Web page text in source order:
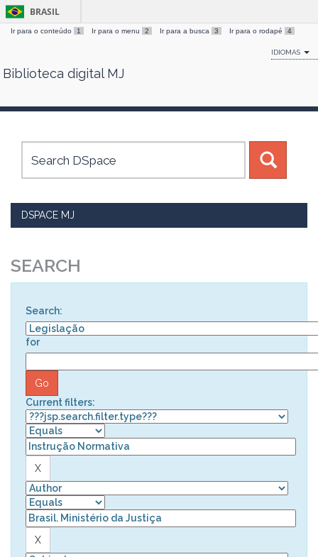
Skip
BRASIL
Ir para o conteúdo 1 Ir para o menu 2 Ir para a busca 3 Ir para o rodapé 4
IDIOMAS
Biblioteca digital MJ
DSPACE MJ
SEARCH
Search:
for
Current filters: